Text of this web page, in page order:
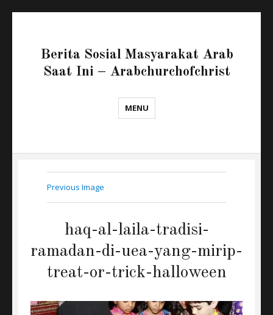
Berita Sosial Masyarakat Arab
Saat Ini – Arabchurchofchrist
MENU
Previous Image
haq-al-laila-tradisi-
ramadan-di-uea-yang-mirip-
treat-or-trick-halloween